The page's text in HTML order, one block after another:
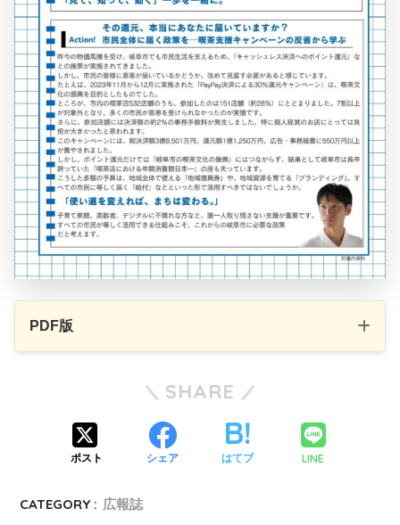
PDF版
SHARE
ポスト シェア はてブ LINE
CATEGORY : 広報誌